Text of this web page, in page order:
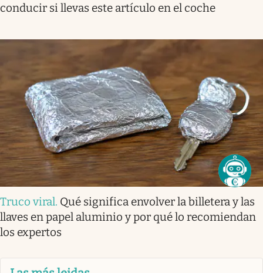
conducir si llevas este artículo en el coche
Truco viral. Qué significa envolver la billetera y las
llaves en papel aluminio y por qué lo recomiendan
los expertos